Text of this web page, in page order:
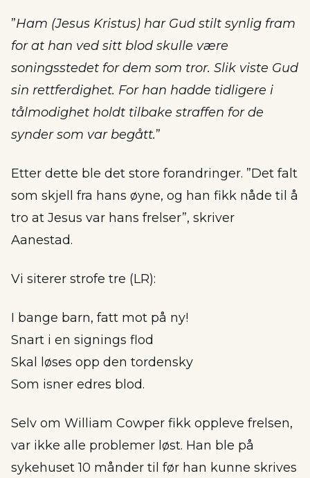
”Ham (Jesus Kristus) har Gud stilt synlig fram
for at han ved sitt blod skulle være
soningsstedet for dem som tror. Slik viste Gud
sin rettferdighet. For han hadde tidligere i
tålmodighet holdt tilbake straffen for de
synder som var begått.”
Etter dette ble det store forandringer. ”Det falt
som skjell fra hans øyne, og han fikk nåde til å
tro at Jesus var hans frelser”, skriver
Aanestad.
Vi siterer strofe tre (LR):
I bange barn, fatt mot på ny!
Snart i en signings flod
Skal løses opp den tordensky
Som isner edres blod.
Selv om William Cowper fikk oppleve frelsen,
var ikke alle problemer løst. Han ble på
sykehuset 10 månder til før han kunne skrives